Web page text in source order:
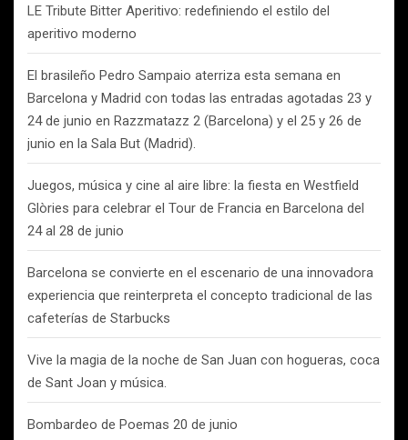
LE Tribute Bitter Aperitivo: redefiniendo el estilo del
aperitivo moderno
El brasileño Pedro Sampaio aterriza esta semana en
Barcelona y Madrid con todas las entradas agotadas 23 y
24 de junio en Razzmatazz 2 (Barcelona) y el 25 y 26 de
junio en la Sala But (Madrid).
Juegos, música y cine al aire libre: la fiesta en Westfield
Glòries para celebrar el Tour de Francia en Barcelona del
24 al 28 de junio
Barcelona se convierte en el escenario de una innovadora
experiencia que reinterpreta el concepto tradicional de las
cafeterías de Starbucks
Vive la magia de la noche de San Juan con hogueras, coca
de Sant Joan y música.
Bombardeo de Poemas 20 de junio